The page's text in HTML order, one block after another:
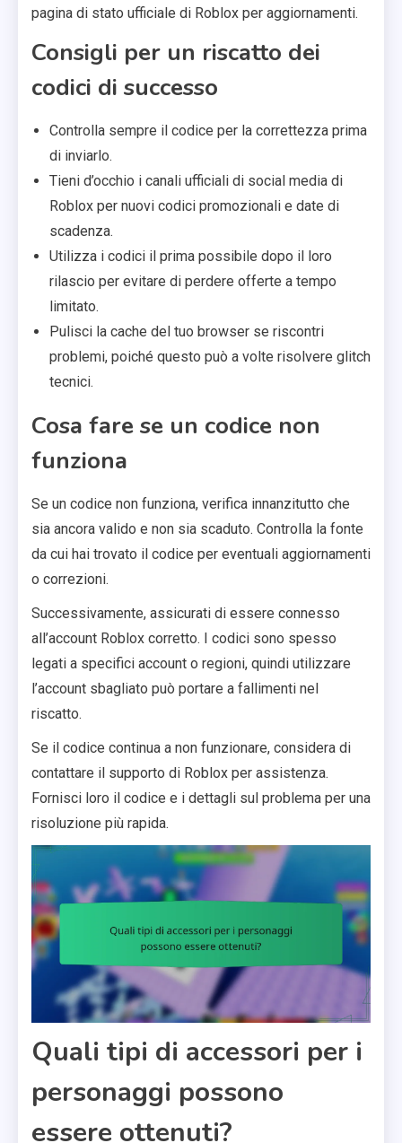
pagina di stato ufficiale di Roblox per aggiornamenti.
Consigli per un riscatto dei
codici di successo
Controlla sempre il codice per la correttezza prima
di inviarlo.
Tieni d’occhio i canali ufficiali di social media di
Roblox per nuovi codici promozionali e date di
scadenza.
Utilizza i codici il prima possibile dopo il loro
rilascio per evitare di perdere offerte a tempo
limitato.
Pulisci la cache del tuo browser se riscontri
problemi, poiché questo può a volte risolvere glitch
tecnici.
Cosa fare se un codice non
funziona
Se un codice non funziona, verifica innanzitutto che
sia ancora valido e non sia scaduto. Controlla la fonte
da cui hai trovato il codice per eventuali aggiornamenti
o correzioni.
Successivamente, assicurati di essere connesso
all’account Roblox corretto. I codici sono spesso
legati a specifici account o regioni, quindi utilizzare
l’account sbagliato può portare a fallimenti nel
riscatto.
Se il codice continua a non funzionare, considera di
contattare il supporto di Roblox per assistenza.
Fornisci loro il codice e i dettagli sul problema per una
risoluzione più rapida.
Quali tipi di accessori per i
personaggi possono
essere ottenuti?